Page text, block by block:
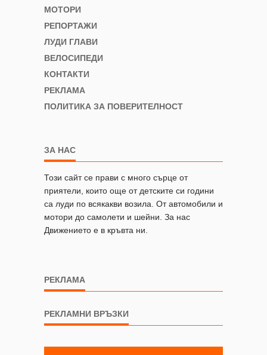
МОТОРИ
РЕПОРТАЖИ
ЛУДИ ГЛАВИ
ВЕЛОСИПЕДИ
КОНТАКТИ
РЕКЛАМА
ПОЛИТИКА ЗА ПОВЕРИТЕЛНОСТ
ЗА НАС
Този сайт се прави с много сърце от
приятели, които още от детските си години
са луди по всякакви возила. От автомобили и
мотори до самолети и шейни. За нас
Движението е в кръвта ни.
РЕКЛАМА
РЕКЛАМНИ ВРЪЗКИ